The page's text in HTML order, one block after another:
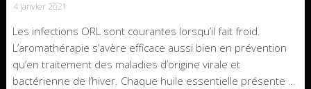
4 janvier 2021
Les infections ORL sont courantes lorsqu’il fait froid.
L’aromathérapie s’avère efficace aussi bien en prévention
qu’en traitement des maladies d’origine virale et
bactérienne de l’hiver. Chaque huile essentielle présente …